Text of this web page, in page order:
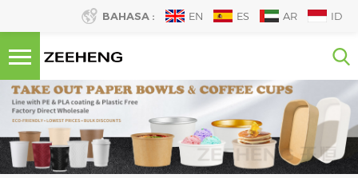
BAHASA : EN ES AR ID